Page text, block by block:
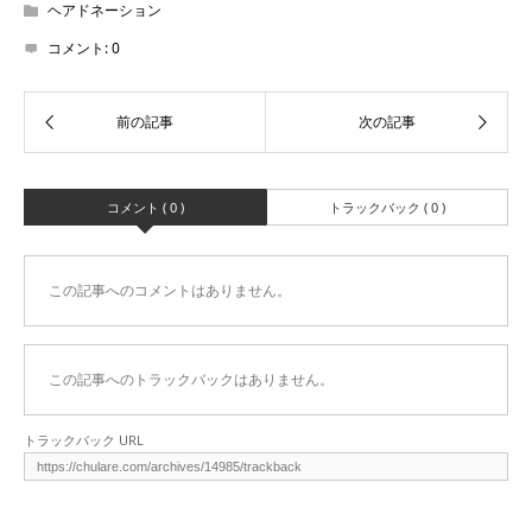
ヘアドネーション
コメント:0
コメント ( 0 ) トラックバック ( 0 )
この記事へのコメントはありません。
この記事へのトラックバックはありません。
トラックバック URL